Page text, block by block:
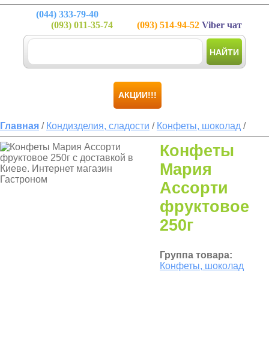
(044) 333-79-40
(093) 011-35-74 (093) 514-94-52 Viber чат
НАЙТИ
АКЦИИ!!!
Главная / Кондизделия, сладости / Конфеты, шоколад /
Конфеты
Мария
Ассорти
фруктовое
250г
Группа товара:
Конфеты, шоколад